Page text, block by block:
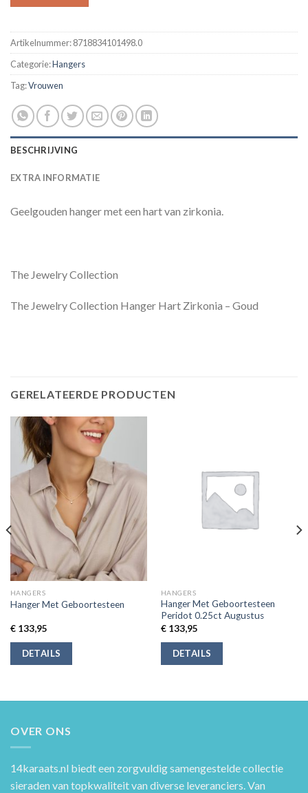
Artikelnummer:8718834101498.0
Categorie:Hangers
Tag:Vrouwen
BESCHRIJVING
EXTRA INFORMATIE
Geelgouden hanger met een hart van zirkonia.
The Jewelry Collection
The Jewelry Collection Hanger Hart Zirkonia – Goud
GERELATEERDE PRODUCTEN
HANGERS
Hanger Met Geboortesteen
€133,95
DETAILS
HANGERS
Hanger Met Geboortesteen
Peridot 0.25ct Augustus
€133,95
DETAILS
OVER ONS
14karaats.nl biedt een zorgvuldig samengestelde collectie
sieraden van topkwaliteit van diverse leveranciers. Van